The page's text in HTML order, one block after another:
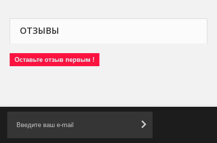
ОТЗЫВЫ
Оставьте отзыв первым !